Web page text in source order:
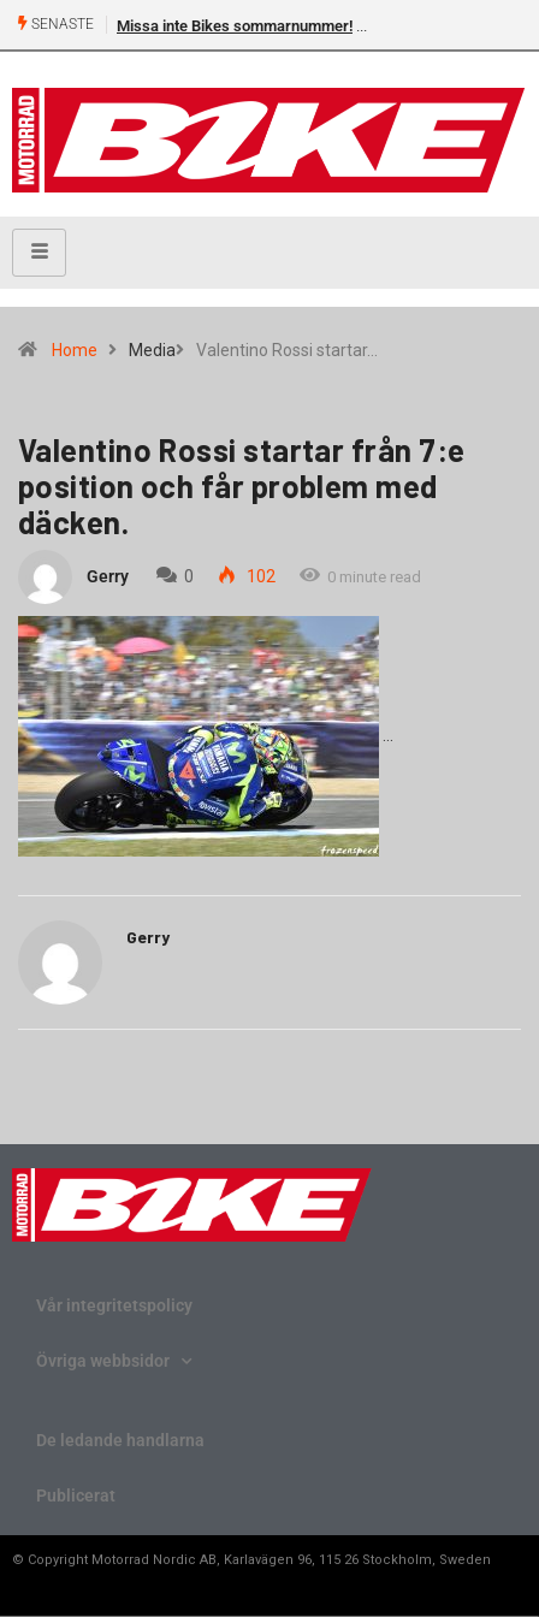
SENASTE Missa inte Bikes sommarnummer!
Home Media Valentino Rossi startar…
Valentino Rossi startar från 7:e
position och får problem med
däcken.
Gerry 0 102 0 minute read
Gerry
Vår integritetspolicy
Övriga webbsidor
De ledande handlarna
Publicerat
© Copyright Motorrad Nordic AB, Karlavägen 96, 115 26 Stockholm, Sweden